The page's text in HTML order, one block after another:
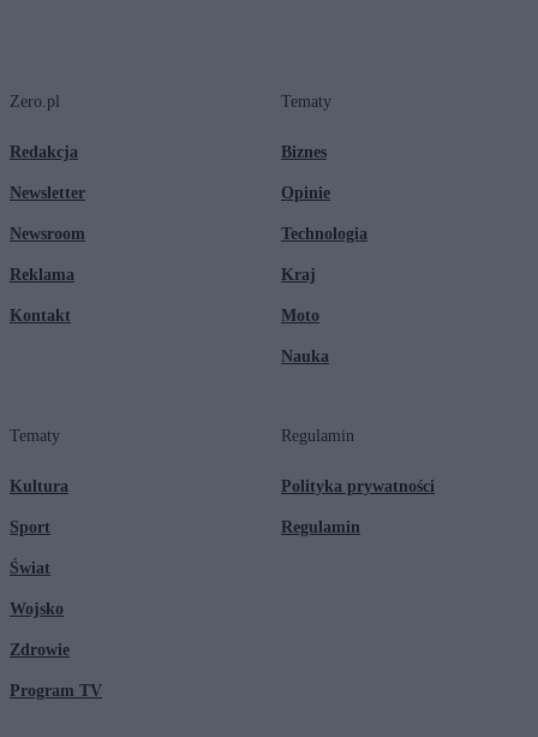
Zero.pl
Redakcja
Newsletter
Newsroom
Reklama
Kontakt
Tematy
Biznes
Opinie
Technologia
Kraj
Moto
Nauka
Tematy
Kultura
Sport
Świat
Wojsko
Zdrowie
Program TV
Regulamin
Polityka prywatności
Regulamin